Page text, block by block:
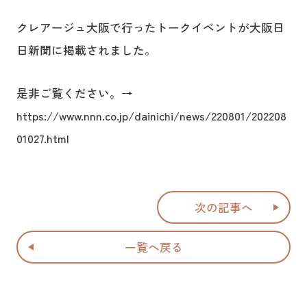
クレアージュ大阪で行ったトークイベントが大阪日
日新聞に掲載されました。
是非ご覧ください。→
https://www.nnn.co.jp/dainichi/news/220801/202208
01027.html
一覧へ戻る
次の記事へ